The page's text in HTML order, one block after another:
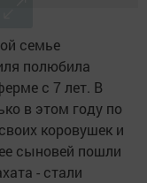
семье
полюбила
с 7 лет. В
в этом году по
коровушек и
сыновей пошли
- стали